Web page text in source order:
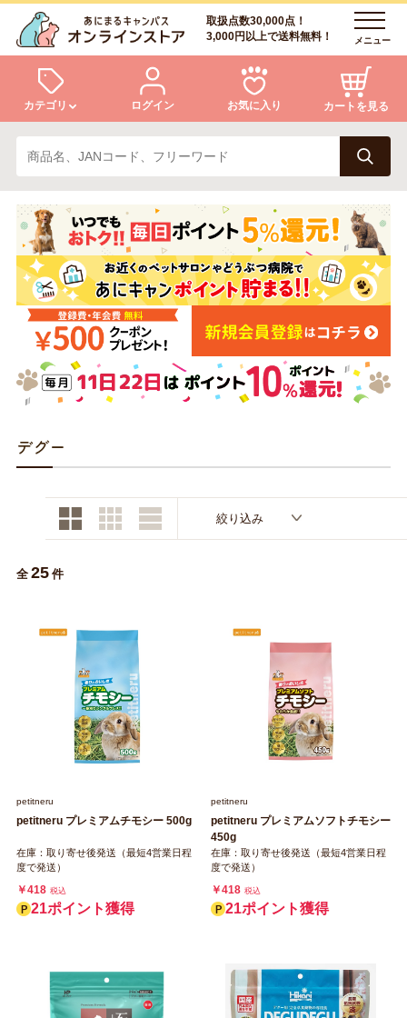
取扱点数30,000点！
3,000円以上で送料無料！
メニュー
カテゴリ
犬 猫
小動物・鳥 アクア・爬虫類・昆虫
ドッグフード キャットフード
美容・ケア用品 服・おさんぽ用品
トリマーグッズ シニアサポート
ログイン お気に入り カートを見る
ログイン
会員登録
あにまるキャンパスについて
アフターサービス
商品リクエスト
デグー
絞り込み
全 25 件
petitneru
petitneru プレミアムチモシー 500g
在庫：取り寄せ後発送（最短4営業日程
度で発送）
￥418 税込
21ポイント獲得
petitneru
petitneru プレミアムソフトチモシー
450g
在庫：取り寄せ後発送（最短4営業日程
度で発送）
￥418 税込
21ポイント獲得